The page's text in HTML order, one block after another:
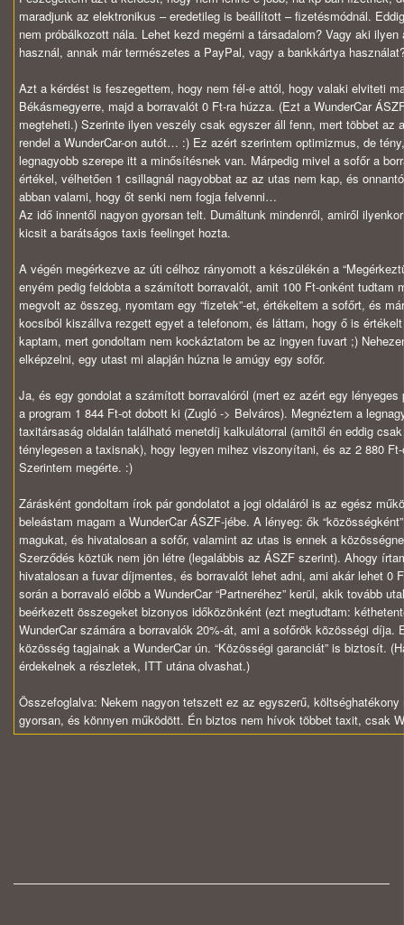
maradjunk az elektronikus – eredetileg is beállított – fizetésmódnál.
nem próbálkozott nála. Lehet kezd megérni a társadalom? Vagy aki ilyen
használ, annak már természetes a PayPal, vagy a bankkártya
Azt a kérdést is feszegettem, hogy nem fél-e attól, hogy valaki elviteti
Békásmegyerre, majd a borravalót 0 Ft-ra húzza. (Ezt a WunderCar
megteheti.) Szerinte ilyen veszély csak egyszer áll fenn, mert többet az
rendel a WunderCar-on autót… :) Ez azért szerintem optimizmus, de
legnagyobb szerepe itt a minősítésnek van. Márpedig mivel a sofőr a
értékel, vélhetően 1 csillagnál nagyobbat az az utas nem kap, és
abban valami, hogy őt senki nem fogja felvenni…
Az idő innentől nagyon gyorsan telt. Dumáltunk mindenről, amiről
kicsit a barátságos taxis feelinget hozta.
A végén megérkezve az úti célhoz rányomott a készülékén a
enyém pedig feldobta a számított borravalót, amit 100 Ft-onként tudtam
megvolt az összeg, nyomtam egy “fizetek”-et, értékeltem a sofőrt, és
kocsiból kiszállva rezgett egyet a telefonom, és láttam, hogy ő is
kaptam, mert gondoltam nem kockáztatom be az ingyen fuvart ;)
elképzelni, egy utast mi alapján húzna le amúgy egy sofőr.
Ja, és egy gondolat a számított borravalóról (mert ez azért egy lényeges
a program 1 844 Ft-ot dobott ki (Zugló -> Belváros). Megnéztem a
taxitársaság oldalán található menetdíj kalkulátorral (amitől én eddig
ténylegesen a taxisnak), hogy legyen mihez viszonyítani, és az 2 880
Szerintem megérte. :)
Zárásként gondoltam írok pár gondolatot a jogi oldaláról is az egész
beleástam magam a WunderCar ÁSZF-jébe. A lényeg: ők
magukat, és hivatalosan a sofőr, valamint az utas is ennek a
Szerződés köztük nem jön létre (legalábbis az ÁSZF szerint). Ahogy
hivatalosan a fuvar díjmentes, és borravalót lehet adni, ami akár lehet 0
során a borravaló előbb a WunderCar “Partneréhez” kerül, akik tovább
beérkezett összegeket bizonyos időközönként (ezt megtudtam:
WunderCar számára a borravalók 20%-át, ami a sofőrök közösségi díja.
közösség tagjainak a WunderCar ún. “Közösségi garanciát” is biztosít.
érdekelnek a részletek, ITT utána olvashat.)
Összefoglalva: Nekem nagyon tetszett ez az egyszerű,
gyorsan, és könnyen működött. Én biztos nem hívok többet taxit, csak